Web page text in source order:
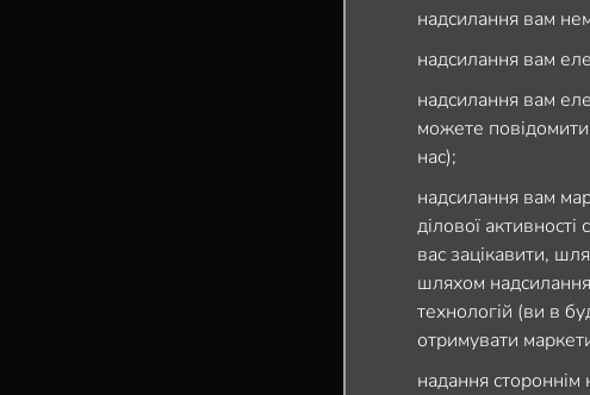
надсилання вам
надсилання вам
надсилання вам
можете
нас);
надсилання вам
ділової
вас зацікавити,
шляхом
технологій (ви в
отримувати
надання стороннім